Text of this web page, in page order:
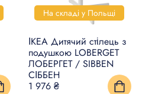
На складі у Польщі
ІКЕА Дитячий стілець з
подушкою LOBERGET
ЛОБЕРГЕТ / SIBBEN
СІББЕН
1 976 ₴